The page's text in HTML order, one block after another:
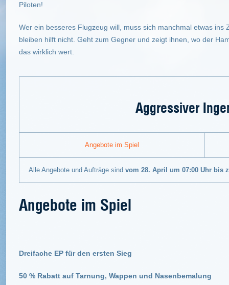
Piloten!
Wer ein besseres Flugzeug will, muss sich manchmal etwas ins
bleiben hilft nicht. Geht zum Gegner und zeigt ihnen, wo der
das wirklich wert.
Aggressiver
Angebote im Spiel
Alle Angebote und Aufträge sind vom 28. April um 07:00 Uhr bis
Angebote im Spiel
Dreifache EP für den ersten Sieg
50 % Rabatt auf Tarnung, Wappen und Nasenbemalung